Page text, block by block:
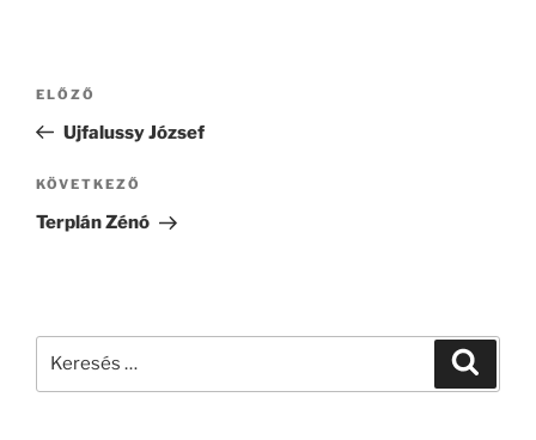
Bejegyzés
Korábbi
bejegyzés
ELŐZŐ
Ujfalussy József
Következő
bejegyzés
KÖVETKEZŐ
Terplán Zénó